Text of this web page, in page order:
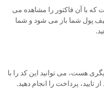
با آن فاکتور را مشاهده می
کیف پول شما باز می شود و شما
هست، می توانید این کد را با
پرداخت را انجام دهید.